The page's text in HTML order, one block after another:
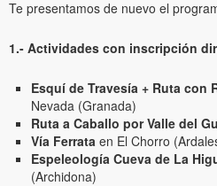
Te presentamos de nuevo el
1.- Actividades con inscripción
Esquí de Travesía + Ruta con
Nevada (Granada)
Ruta a Caballo por Valle del
Vía Ferrata en El Chorro
Espeleología Cueva de La
(Archidona)